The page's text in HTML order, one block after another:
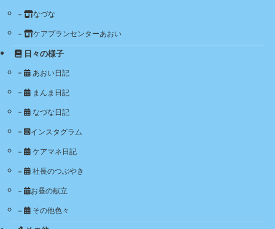
なづな
ケアプランセンターあおい
日々の様子
あおい日記
まんま日記
なづな日記
インスタグラム
ケアマネ日記
社長のつぶやき
お昼の献立
その他色々